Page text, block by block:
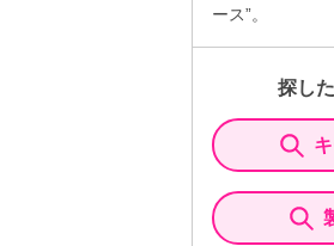
ース”。
探し